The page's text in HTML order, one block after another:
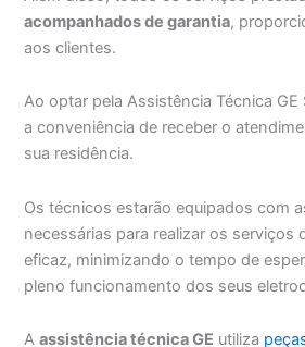
acompanhados de garantia,
aos clientes.
Ao optar pela Assistência Técnica GE
a conveniência de receber o
sua residência.
Os técnicos estarão equipados com
necessárias para realizar os serviços
eficaz, minimizando o tempo de
pleno funcionamento dos seus
Aassistência técnica GE utiliza